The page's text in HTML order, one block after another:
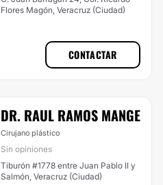
Flores Magón, Veracruz (Ciudad)
CONTACTAR
DR. RAUL RAMOS MANGE
Cirujano plástico
Sin opiniones
Tiburón #1778 entre Juan Pablo II y
Salmón, Veracruz (Ciudad)